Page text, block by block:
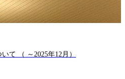
て （ ～2025年12月）